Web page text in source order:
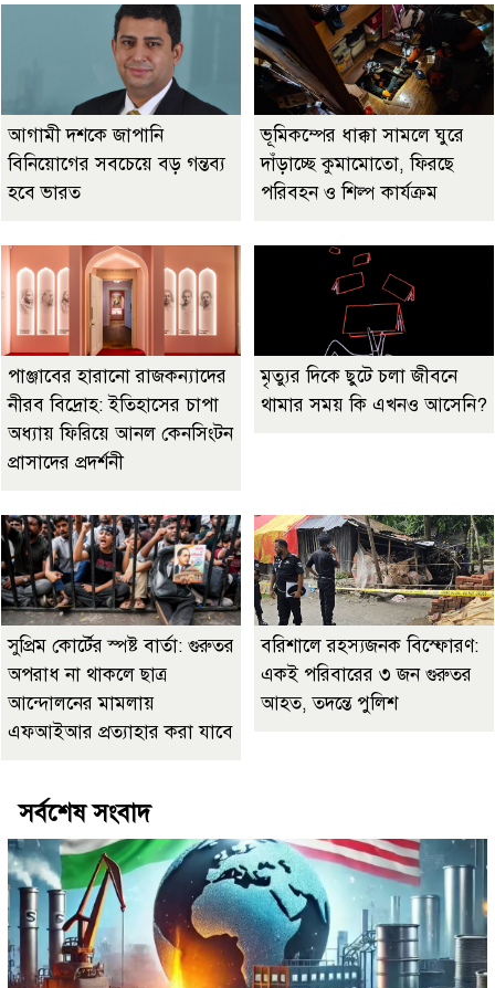
আগামী দশকে জাপানি
বিনিয়োগের সবচেয়ে বড় গন্তব্য
হবে ভারত
ভূমিকম্পের ধাক্কা সামলে ঘুরে
দাঁড়াচ্ছে কুমামোতো, ফিরছে
পরিবহন ও শিল্প কার্যক্রম
পাঞ্জাবের হারানো রাজকন্যাদের
নীরব বিদ্রোহ: ইতিহাসের চাপা
অধ্যায় ফিরিয়ে আনল কেনসিংটন
প্রাসাদের প্রদর্শনী
মৃত্যুর দিকে ছুটে চলা জীবনে
থামার সময় কি এখনও আসেনি?
সুপ্রিম কোর্টের স্পষ্ট বার্তা: গুরুতর
অপরাধ না থাকলে ছাত্র
আন্দোলনের মামলায়
এফআইআর প্রত্যাহার করা যাবে
বরিশালে রহস্যজনক বিস্ফোরণ:
একই পরিবারের ৩ জন গুরুতর
আহত, তদন্তে পুলিশ
সর্বশেষ সংবাদ